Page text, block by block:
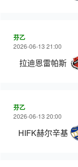
芬乙
2026-06-13 21:00
拉迪恩雷帕斯
芬乙
2026-06-13 20:00
HIFK赫尔辛基